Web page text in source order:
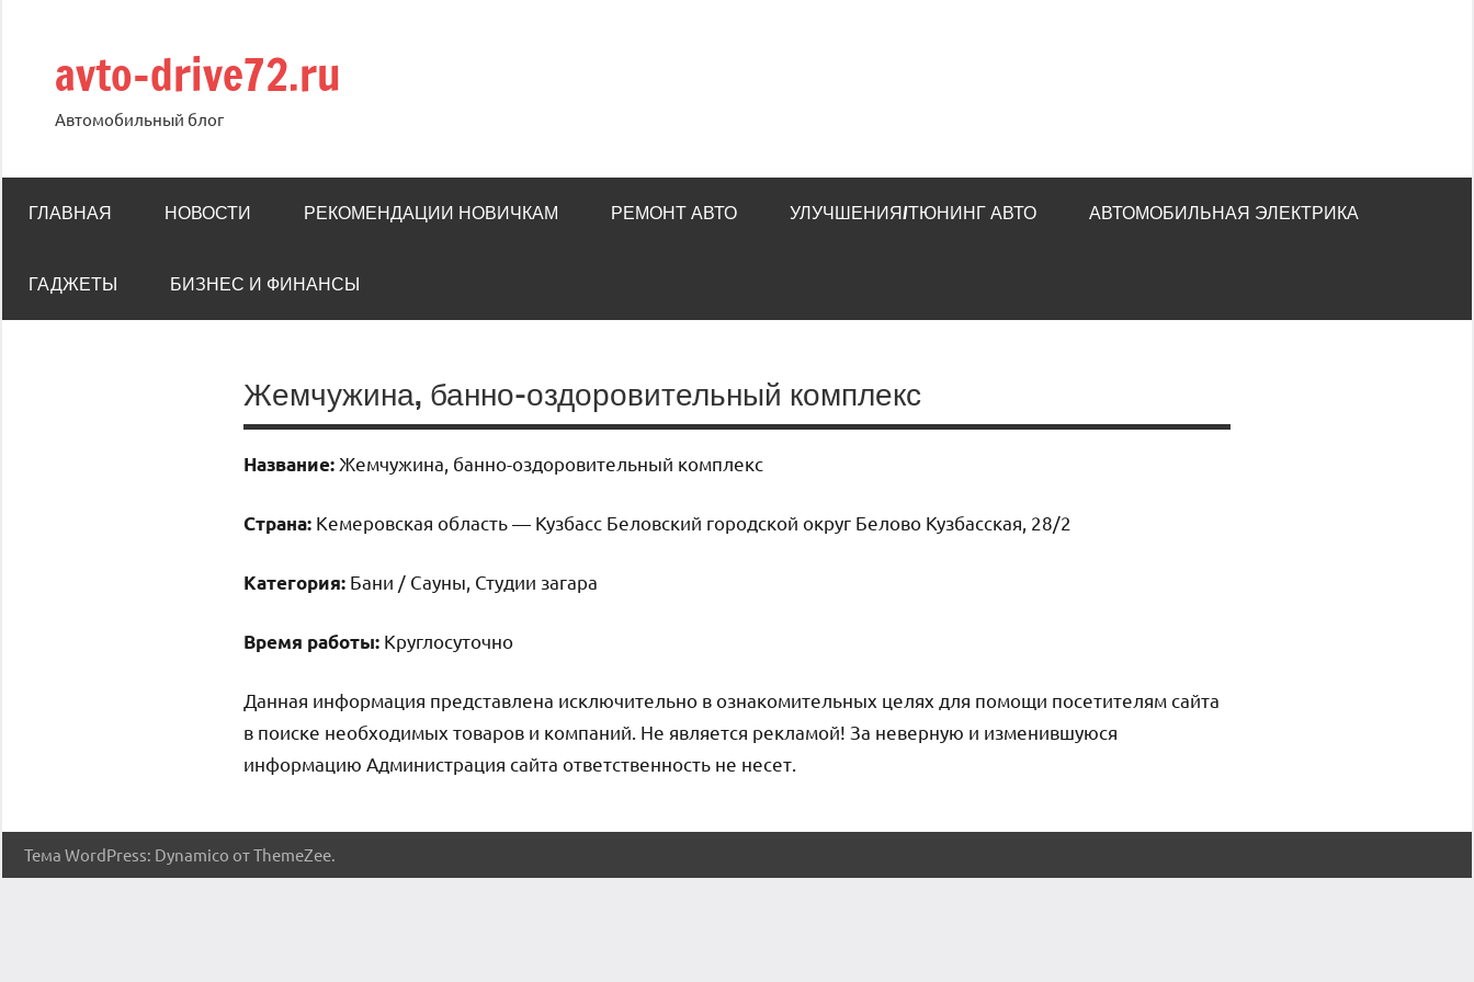
содержимому
avto-drive72.ru
Автомобильный блог
ГЛАВНАЯ НОВОСТИ РЕКОМЕНДАЦИИ НОВИЧКАМ РЕМОНТ АВТО УЛУЧШЕНИЯ/ТЮНИНГ АВТО АВТОМОБИЛЬНАЯ ЭЛЕКТРИКА
ГАДЖЕТЫ БИЗНЕС И ФИНАНСЫ
Жемчужина, банно-оздоровительный комплекс
Название: Жемчужина, банно-оздоровительный комплекс
Страна: Кемеровская область — Кузбасс Беловский городской округ Белово Кузбасская, 28/2
Категория: Бани / Сауны, Студии загара
Время работы: Круглосуточно
Данная информация представлена исключительно в ознакомительных целях для помощи посетителям сайта
в поиске необходимых товаров и компаний. Не является рекламой! За неверную и изменившуюся
информацию Администрация сайта ответственность не несет.
Тема WordPress: Dynamico от ThemeZee.